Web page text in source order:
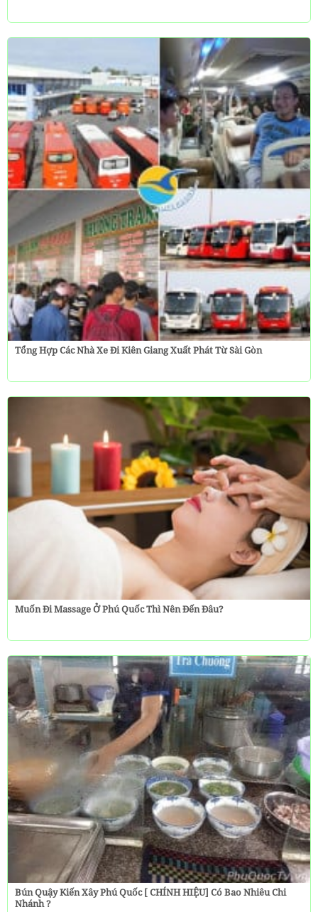
Tổng Hợp Các Nhà Xe Đi Kiên Giang Xuất Phát Từ Sài Gòn
Muốn Đi Massage Ở Phú Quốc Thì Nên Đến Đâu?
Bún Quậy Kiến Xây Phú Quốc [ CHÍNH HIỆU] Có Bao Nhiêu Chi
Nhánh ?